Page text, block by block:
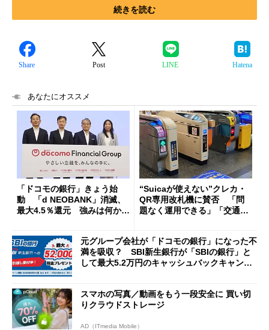
続きを読む
Share Post LINE Hatena
あなたにオススメ
「ドコモの銀行」きょう始
動 「d NEOBANK」消滅、
最大4.5％還元 強みは何か解
“Suicaが使えない”クレカ・
QR専用改札機に賛否 「問
題なく運用できる」「交通系I
元グループ会社が「ドコモの銀行」になった不
満を吸収？ SBI新生銀行が「SBIの銀行」と
して最大5.2万円のキャッシュバックキャンペ
スマホの写真／動画をもう一段安全に 買い切
りクラウドストレージ
AD（ITmedia Mobile）